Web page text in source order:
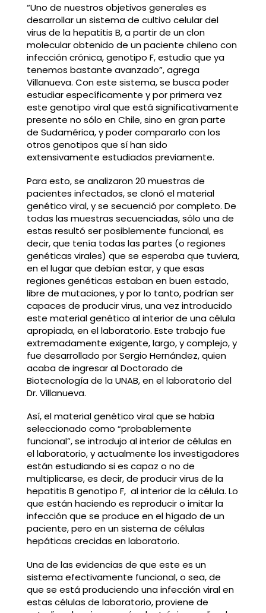
“Uno de nuestros objetivos generales es
desarrollar un sistema de cultivo celular del
virus de la hepatitis B, a partir de un clon
molecular obtenido de un paciente chileno con
infección crónica, genotipo F, estudio que ya
tenemos bastante avanzado”, agrega
Villanueva. Con este sistema, se busca poder
estudiar específicamente y por primera vez
este genotipo viral que está significativamente
presente no sólo en Chile, sino en gran parte
de Sudamérica, y poder compararlo con los
otros genotipos que sí han sido
extensivamente estudiados previamente.
Para esto, se analizaron 20 muestras de
pacientes infectados, se clonó el material
genético viral, y se secuenció por completo. De
todas las muestras secuenciadas, sólo una de
estas resultó ser posiblemente funcional, es
decir, que tenía todas las partes (o regiones
genéticas virales) que se esperaba que tuviera,
en el lugar que debían estar, y que esas
regiones genéticas estaban en buen estado,
libre de mutaciones, y por lo tanto, podrían ser
capaces de producir virus, una vez introducido
este material genético al interior de una célula
apropiada, en el laboratorio. Este trabajo fue
extremadamente exigente, largo, y complejo, y
fue desarrollado por Sergio Hernández, quien
acaba de ingresar al Doctorado de
Biotecnología de la UNAB, en el laboratorio del
Dr. Villanueva.
Así, el material genético viral que se había
seleccionado como “probablemente
funcional”, se introdujo al interior de células en
el laboratorio, y actualmente los investigadores
están estudiando si es capaz o no de
multiplicarse, es decir, de producir virus de la
hepatitis B genotipo F, al interior de la célula. Lo
que están haciendo es reproducir o imitar la
infección que se produce en el hígado de un
paciente, pero en un sistema de células
hepáticas crecidas en laboratorio.
Una de las evidencias de que este es un
sistema efectivamente funcional, o sea, de
que se está produciendo una infección viral en
estas células de laboratorio, proviene de